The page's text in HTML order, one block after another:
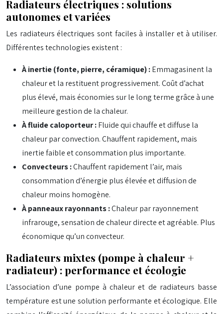
Radiateurs électriques : solutions
autonomes et variées
Les radiateurs électriques sont faciles à installer et à utiliser.
Différentes technologies existent :
À inertie (fonte, pierre, céramique) :Emmagasinent la
chaleur et la restituent progressivement. Coût d’achat
plus élevé, mais économies sur le long terme grâce à une
meilleure gestion de la chaleur.
À fluide caloporteur :Fluide qui chauffe et diffuse la
chaleur par convection. Chauffent rapidement, mais
inertie faible et consommation plus importante.
Convecteurs :Chauffent rapidement l’air, mais
consommation d’énergie plus élevée et diffusion de
chaleur moins homogène.
À panneaux rayonnants :Chaleur par rayonnement
infrarouge, sensation de chaleur directe et agréable. Plus
économique qu’un convecteur.
Radiateurs mixtes (pompe à chaleur +
radiateur) : performance et écologie
L’association d’une pompe à chaleur et de radiateurs basse
température est une solution performante et écologique. Elle